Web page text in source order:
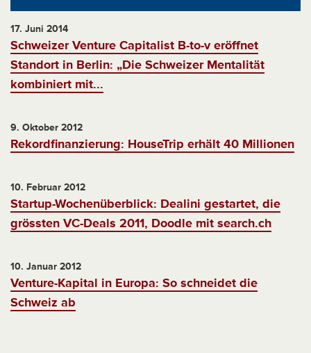
17. Juni 2014
Schweizer Venture Capitalist B-to-v eröffnet
Standort in Berlin: „Die Schweizer Mentalität
kombiniert mit...
9. Oktober 2012
Rekordfinanzierung: HouseTrip erhält 40 Millionen
10. Februar 2012
Startup-Wochenüberblick: Dealini gestartet, die
grössten VC-Deals 2011, Doodle mit search.ch
10. Januar 2012
Venture-Kapital in Europa: So schneidet die
Schweiz ab